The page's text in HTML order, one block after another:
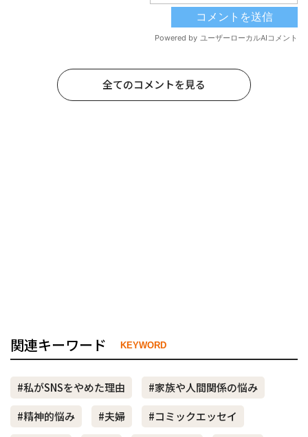
全てのコメントを見る
関連キーワード KEYWORD
#私がSNSをやめた理由
#家族や人間関係の悩み
#精神的悩み
#夫婦
#コミックエッセイ